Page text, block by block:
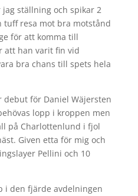
jag ställning och spikar 2
tuff resa mot bra motstånd
för att komma till
att han varit fin vid
bra chans till spets hela
debut för Daniel Wäjersten
lopp i kroppen men
på Charlottenlund i fjol
Given etta för mig och
Pellini och 10
i den fjärde avdelningen